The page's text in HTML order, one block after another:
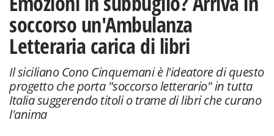
soccorso un'Ambulanza
Letteraria carica di libri
Il siciliano Cono Cinquemani è l'ideatore di questo
progetto che porta "soccorso letterario" in tutta
Italia suggerendo titoli o trame di libri che curano
l'anima